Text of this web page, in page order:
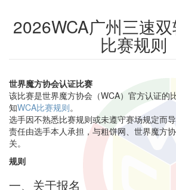
2026WCA广州三速
比赛规则
世界魔方协会认证比赛
该比赛是世界魔方协会（WCA）官方认证的
知WCA比赛规则。
选手因不熟悉比赛规则或未遵守赛场规定而
责任由选手本人承担，与粗饼网、世界魔方
关。
规则
一、关于报名